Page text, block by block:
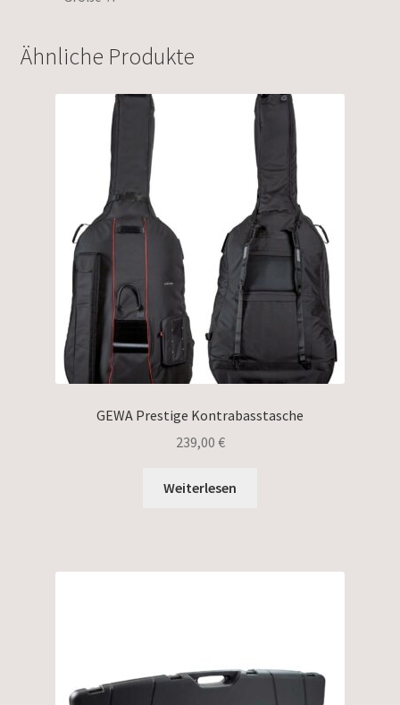
Ähnliche Produkte
GEWA Prestige Kontrabasstasche
239,00 €
Weiterlesen